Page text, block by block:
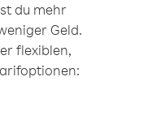
du mehr
Geld.
flexiblen,